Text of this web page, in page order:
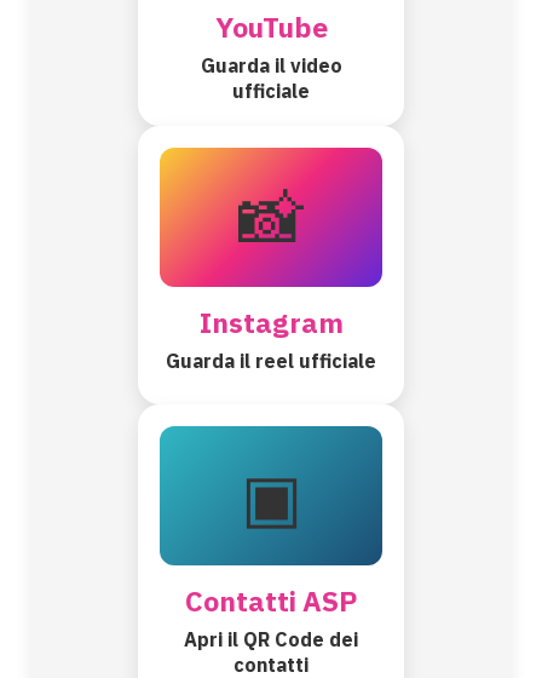
YouTube
Guarda il video
ufficiale
📸
Instagram
Guarda il reel ufficiale
▣
Contatti ASP
Apri il QR Code dei
contatti